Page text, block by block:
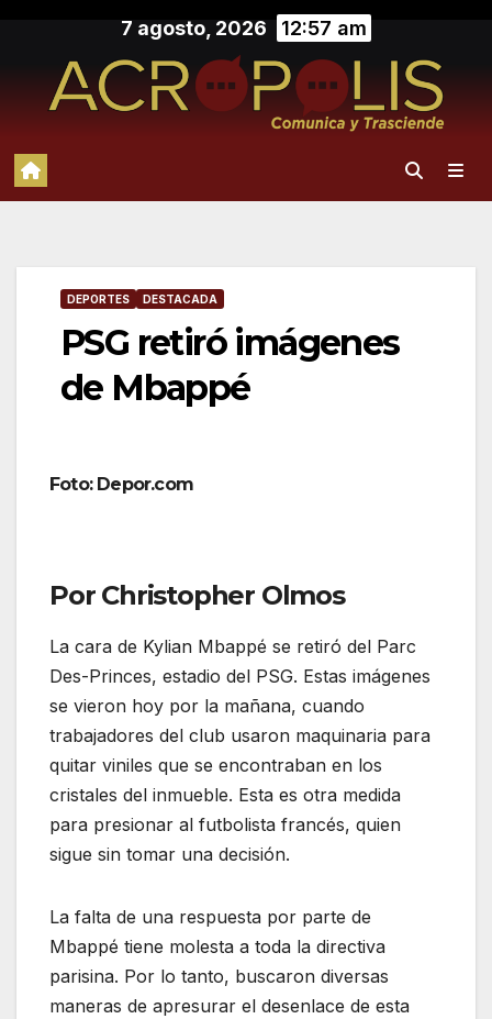
contenido
7 agosto, 2026 12:57 am
DEPORTES DESTACADA
PSG retiró imágenes
de Mbappé
Foto: Depor.com
Por Christopher Olmos
La cara de Kylian Mbappé se retiró del Parc
Des-Princes, estadio del PSG. Estas imágenes
se vieron hoy por la mañana, cuando
trabajadores del club usaron maquinaria para
quitar viniles que se encontraban en los
cristales del inmueble. Esta es otra medida
para presionar al futbolista francés, quien
sigue sin tomar una decisión.
La falta de una respuesta por parte de
Mbappé tiene molesta a toda la directiva
parisina. Por lo tanto, buscaron diversas
maneras de apresurar el desenlace de esta